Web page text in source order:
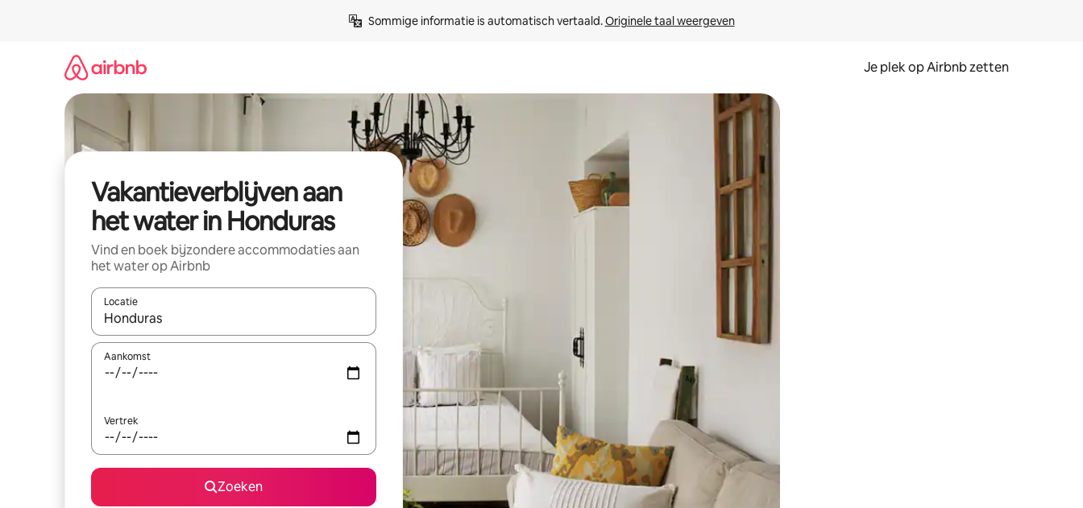
Sommige informatie is automatisch vertaald. Originele taal weergeven
Je plek op Airbnb zetten
Vakantieverblijven aan
het water in Honduras
Vind en boek bijzondere accommodaties aan
het water op Airbnb
Locatie
Wanneer er resultaten beschikbaar zijn, maak je een keuze met je de pijltjestoetsen omhoog en omlaag, óf door te tikken of swipen.
Aankomst
Vertrek
Zoeken